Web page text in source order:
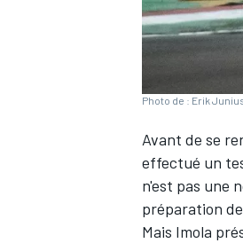
WEC
Photo de : Erik
Avant de se
effectué un
n'est pas une
préparation
Mais Imola